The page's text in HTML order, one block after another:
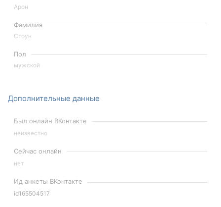
Арон
Фамилия
Стоун
Пол
мужской
Дополнительные данные
Был онлайн ВКонтакте
неизвестно
Сейчас онлайн
нет
Ид анкеты ВКонтакте
id165504517